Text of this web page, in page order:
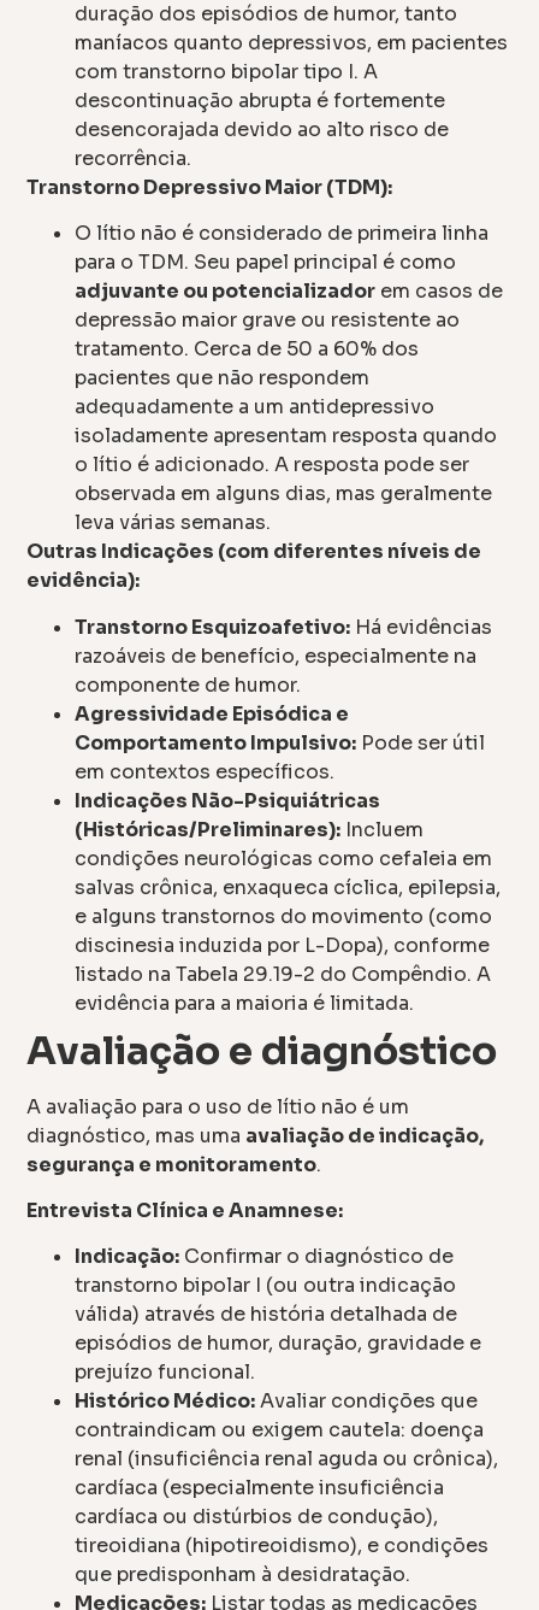
duração dos episódios de humor, tanto
maníacos quanto depressivos, em pacientes
com transtorno bipolar tipo I. A
descontinuação abrupta é fortemente
desencorajada devido ao alto risco de
recorrência.
Transtorno Depressivo Maior (TDM):
O lítio não é considerado de primeira linha
para o TDM. Seu papel principal é como
adjuvante ou potencializador em casos de
depressão maior grave ou resistente ao
tratamento. Cerca de 50 a 60% dos
pacientes que não respondem
adequadamente a um antidepressivo
isoladamente apresentam resposta quando
o lítio é adicionado. A resposta pode ser
observada em alguns dias, mas geralmente
leva várias semanas.
Outras Indicações (com diferentes níveis de
evidência):
Transtorno Esquizoafetivo: Há evidências
razoáveis de benefício, especialmente na
componente de humor.
Agressividade Episódica e
Comportamento Impulsivo: Pode ser útil
em contextos específicos.
Indicações Não-Psiquiátricas
(Históricas/Preliminares): Incluem
condições neurológicas como cefaleia em
salvas crônica, enxaqueca cíclica, epilepsia,
e alguns transtornos do movimento (como
discinesia induzida por L-Dopa), conforme
listado na Tabela 29.19-2 do Compêndio. A
evidência para a maioria é limitada.
Avaliação e diagnóstico
A avaliação para o uso de lítio não é um
diagnóstico, mas uma avaliação de indicação,
segurança e monitoramento.
Entrevista Clínica e Anamnese:
Indicação: Confirmar o diagnóstico de
transtorno bipolar I (ou outra indicação
válida) através de história detalhada de
episódios de humor, duração, gravidade e
prejuízo funcional.
Histórico Médico:Avaliar condições que
contraindicam ou exigem cautela: doença
renal (insuficiência renal aguda ou crônica),
cardíaca (especialmente insuficiência
cardíaca ou distúrbios de condução),
tireoidiana (hipotireoidismo), e condições
que predisponham à desidratação.
Medicações: Listar todas as medicações